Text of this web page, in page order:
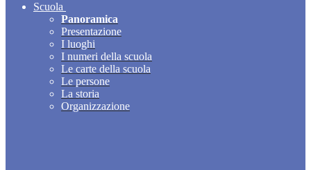
Scuola
Panoramica
Presentazione
I luoghi
I numeri della scuola
Le carte della scuola
Le persone
La storia
Organizzazione